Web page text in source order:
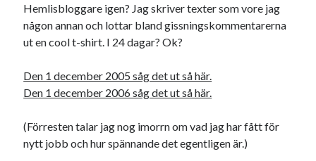
Hemlisbloggare igen? Jag skriver texter som vore jag
någon annan och lottar bland gissningskommentarerna
ut en cool t-shirt. I 24 dagar? Ok?
Den 1 december 2005 såg det ut så här.
Den 1 december 2006 såg det ut så här.
(Förresten talar jag nog imorrn om vad jag har fått för
nytt jobb och hur spännande det egentligen är.)